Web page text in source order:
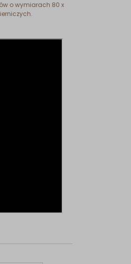
o wymiarach 80 x